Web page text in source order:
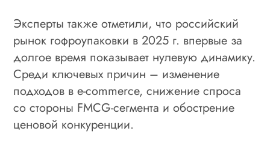
Эксперты также отметили, что российский
рынок гофроупаковки в 2025 г. впервые за
долгое время показывает нулевую динамику.
Среди ключевых причин – изменение
подходов в e-commerce, снижение спроса
со стороны FMCG-сегмента и обострение
ценовой конкуренции.